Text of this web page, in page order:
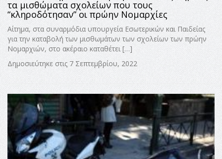
τα μισθώματα σχολείων που τους
“κληροδότησαν” οι πρώην Νομαρχίες
Αίτημα, στα συναρμόδια υπουργεία Εσωτερικών και Παιδείας
για την καταβολή των μισθωμάτων των σχολείων των πρώην
Νομαρχιών, στο ακέραιο καταθέτει […]
Δημοσιεύτηκε στις 7 Σεπτεμβρίου, 2022